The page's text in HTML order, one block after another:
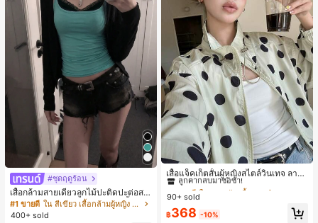
#ชุดฤดูร้อน
เสื้อกล้ามสายเดี่ยวลูกไม้ปะติดปะต่อสไ
ตล์เกาหลี, สุนทรียศาสตร์ Y2K, เสื้อผ้าส
ตรีทแวร์ลำลองฤดูร้อน
#1 ขายดี
ใน สีเขียว เสื้อกล้ามผู้หญิง & Camis
400+ sold
เสื้อแจ็คเก็ตสั้นผู้หญิงสไตล์วินเทจ ลายจุ
ดขนาดใหญ่ คอตั้ง เอวเข้ารูป แขนพอง
ทรงหลวม แฟชั่นอเนกประสงค์ สำหรับใ
ส่ประจำวันและไปเที่ยวพักผ่อน
#1 ขายดี
ใน กระเป๋า เสื้อคลุมลำลอง
ลูกค้ากลับมาซื้อซ้ำ!
#1 ขายดี ใน กระเป๋า เสื้อคลุมลำลอง
ลูกค้ากลับมาซื้อซ้ำ!
#1 ขายดี ใน กระเป๋า เสื้อคลุมลำลอง
ลูกค้ากลับมาซื้อซ้ำ!
#1 ขายดี
ใน กระเป๋า เสื้อคลุมลำลอง
90+ sold
฿368 -10%